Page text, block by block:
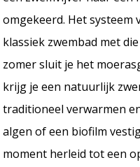
omgekeerd. Het systeem
klassiek zwembad met
zomer sluit je het
krijg je een natuurlijk
traditioneel verwarmen
algen of een biofilm
moment herleid tot een